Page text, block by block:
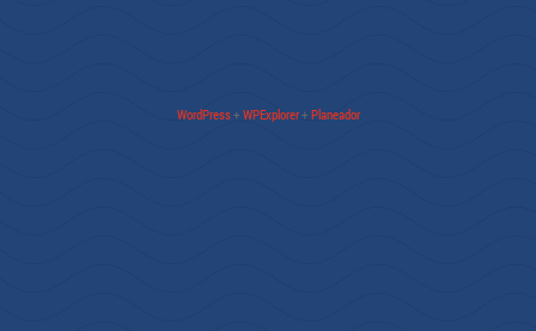
WordPress+ WPExplorer+ Planeador